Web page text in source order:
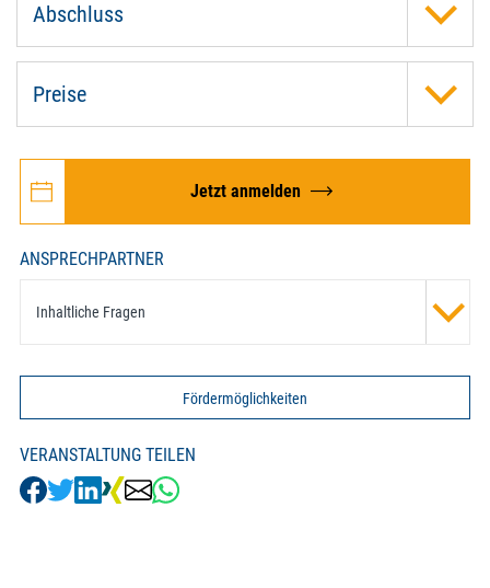
Abschluss
Preise
Jetzt anmelden
ANSPRECHPARTNER
Inhaltliche Fragen
Fördermöglichkeiten
VERANSTALTUNG TEILEN